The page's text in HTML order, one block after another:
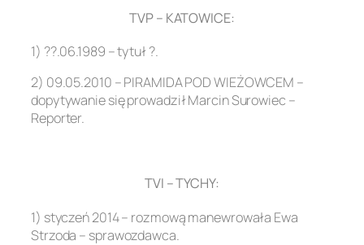
TVP – KATOWICE:
1) ??.06.1989 – tytuł ?.
2) 09.05.2010 – PIRAMIDA POD WIEŻOWCEM –
dopytywanie się prowadził Marcin Surowiec –
Reporter.
TVI – TYCHY:
1) styczeń 2014 – rozmową manewrowała Ewa
Strzoda – sprawozdawca.